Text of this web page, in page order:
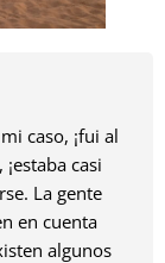
caso, ¡fui al
casi
La gente
en cuenta
algunos